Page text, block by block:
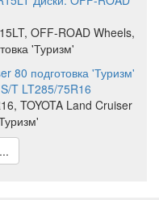
OFF-ROAD Wheels,
'Туризм'
TOYOTA Land Cruiser